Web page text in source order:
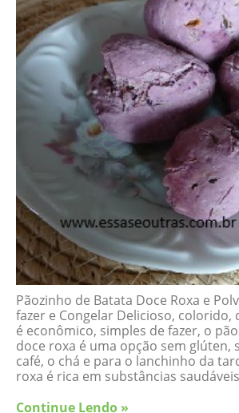
Pãozinho de Batata Doce Roxa e
fazer e Congelar Delicioso, colorido,
é econômico, simples de fazer, o
doce roxa é uma opção sem glúten,
café, o chá e para o lanchinho da
roxa é rica em substâncias
Continue Lendo »